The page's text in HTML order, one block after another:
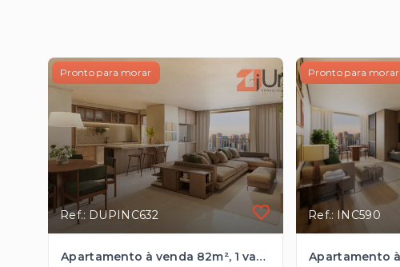
Pronto para morar
Ref.: DUPINC632
Apartamento à venda 82m², 1 vaga próximo ao Metrô Faria Lima
Pronto para morar
Ref.: INC590